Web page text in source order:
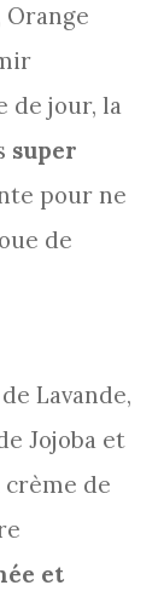
Orange
de jour, la
super
pour ne
de
Lavande,
Jojoba et
crème de
et